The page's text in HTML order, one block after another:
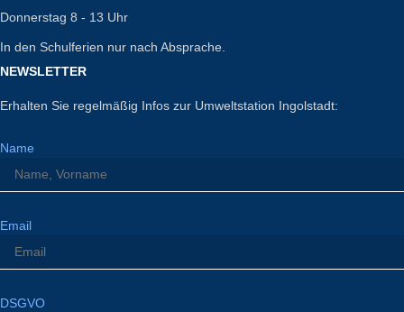
Donnerstag 8 - 13 Uhr
In den Schulferien nur nach Absprache.
NEWSLETTER
Erhalten Sie regelmäßig Infos zur Umweltstation Ingolstadt:
Name
Email
DSGVO